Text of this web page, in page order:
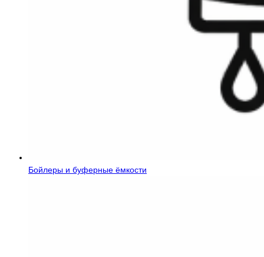
Бойлеры и буферные ёмкости